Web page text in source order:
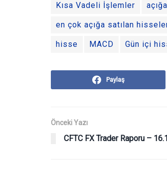
Kısa Vadeli İşlemler
en çok açığa satılan
hisse MACD Gün içi
Paylaş
Önceki Yazı
CFTC FX Trader Raporu –